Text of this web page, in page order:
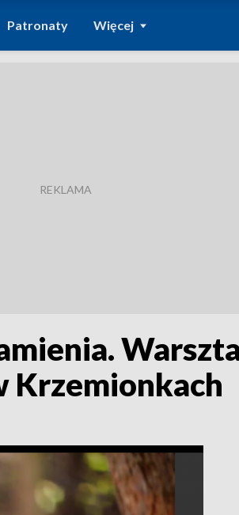
Patronaty Więcej
Krzemionkach